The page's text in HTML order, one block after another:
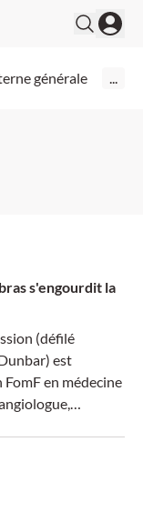
générale ...
s'engourdit la
(défilé
est
en médecine